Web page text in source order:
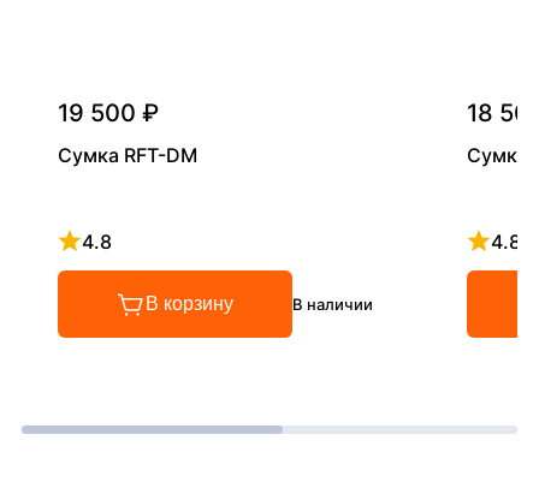
19 500 ₽
Сумка RFT-DM
4.8
Рейтинг 4.8 из 5
В корзину В наличии
18
Сумка
4.8